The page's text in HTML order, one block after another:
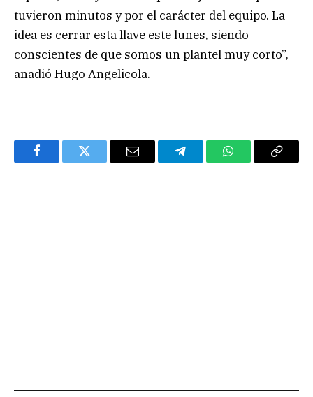
tuvieron minutos y por el carácter del equipo. La
idea es cerrar esta llave este lunes, siendo
conscientes de que somos un plantel muy corto”,
añadió Hugo Angelicola.
FacebookTwitter Email TelegramWhatsAppCopy